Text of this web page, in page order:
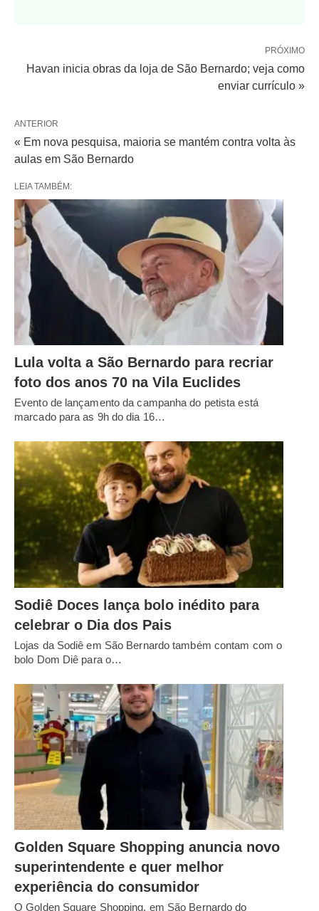
PRÓXIMO
Havan inicia obras da loja de São Bernardo; veja como
enviar currículo »
ANTERIOR
« Em nova pesquisa, maioria se mantém contra volta às
aulas em São Bernardo
LEIA TAMBÉM:
Lula volta a São Bernardo para recriar
foto dos anos 70 na Vila Euclides
Evento de lançamento da campanha do petista está
marcado para as 9h do dia 16…
Sodiê Doces lança bolo inédito para
celebrar o Dia dos Pais
Lojas da Sodiê em São Bernardo também contam com o
bolo Dom Diê para o…
Golden Square Shopping anuncia novo
superintendente e quer melhor
experiência do consumidor
O Golden Square Shopping, em São Bernardo do